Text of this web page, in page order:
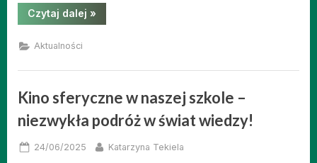
Czytaj dalej “Wtorek
z
wakacje
»
Aktualności
Kino sferyczne w naszej szkole –
niezwykła podróż w świat wiedzy!
Posted
24/06/2025 By
Katarzyna Tekiela